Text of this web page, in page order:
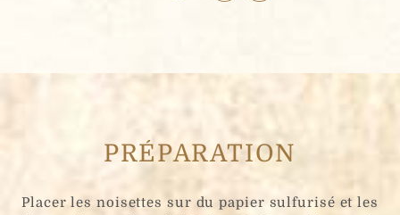
PRÉPARATION
Placer les noisettes sur du papier sulfurisé et les